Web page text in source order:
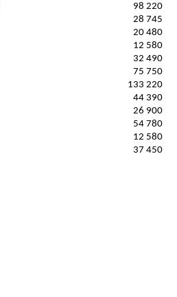
98 220
28 745
20 480
12 580
32 490
75 750
133 220
44 390
26 900
54 780
12 580
37 450